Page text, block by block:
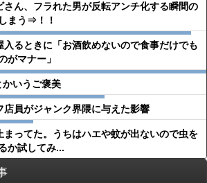
さん、フラれた男が反転アンチ化する瞬間の
まう⇒！！
入るときに「お酒飲めないので食事だけでも
がマナー」
いうご褒美
店員がジャンク界隈に与えた影響
まってた。うちはハエや蚊が出ないので虫を
か試してみ...